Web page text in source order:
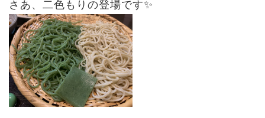
さあ、二色もりの登場です✨